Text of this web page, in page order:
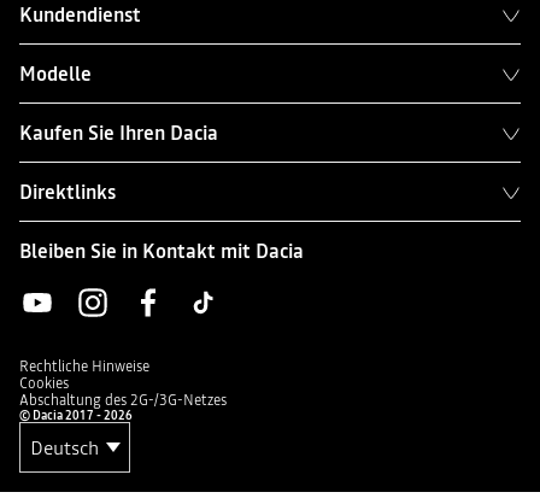
Kundendienst
Modelle
Kaufen Sie Ihren Dacia
Direktlinks
Bleiben Sie in Kontakt mit Dacia
Rechtliche Hinweise
Cookies
Abschaltung des 2G-/3G-Netzes
© Dacia 2017 - 2026